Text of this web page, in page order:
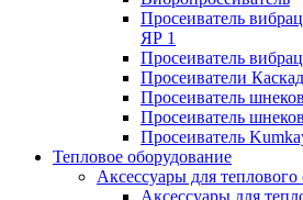
Просеиватель
ЯР 1
Просеиватель
Просеиватели Каскад
Просеиватель
Просеиватель
Просеиватель
Тепловое оборудование
Аксессуары для теплового
Аксессуары для